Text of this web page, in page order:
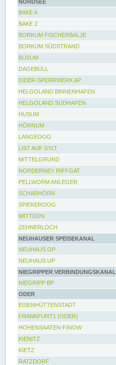
NORDSEE
BAKE A
BAKE Z
BORKUM FISCHERBALJE
BORKUM SÜDSTRAND
BÜSUM
DAGEBÜLL
EIDER-SPERRWERK AP
HELGOLAND BINNENHAFEN
HELGOLAND SÜDHAFEN
HUSUM
HÖRNUM
LANGEOOG
LIST AUF SYLT
MITTELGRUND
NORDERNEY RIFFGAT
PELLWORM ANLEGER
SCHARHÖRN
SPIEKEROOG
WITTDÜN
ZEHNERLOCH
NEUHAUSER SPEISEKANAL
NEUHAUS OP
NEUHAUS UP
NIEGRIPPER VERBINDUNGSKANAL
NIEGRIPP BP
ODER
EISENHÜTTENSTADT
FRANKFURT1 (ODER)
HOHENSAATEN-FINOW
KIENITZ
KIETZ
RATZDORF